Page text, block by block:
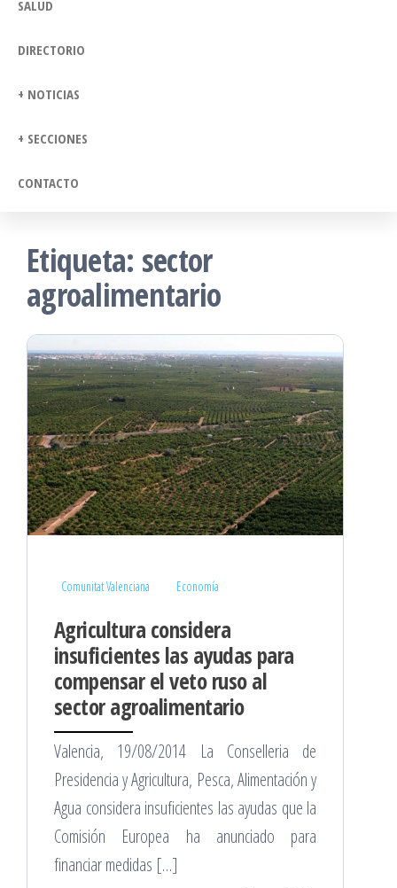
SALUD
DIRECTORIO
+ NOTICIAS
+ SECCIONES
CONTACTO
Etiqueta: sector
agroalimentario
Comunitat Valenciana Economía
Agricultura considera
insuficientes las ayudas para
compensar el veto ruso al
sector agroalimentario
Valencia, 19/08/2014 La Conselleria de
Presidencia y Agricultura, Pesca, Alimentación y
Agua considera insuficientes las ayudas que la
Comisión Europea ha anunciado para
financiar medidas […]